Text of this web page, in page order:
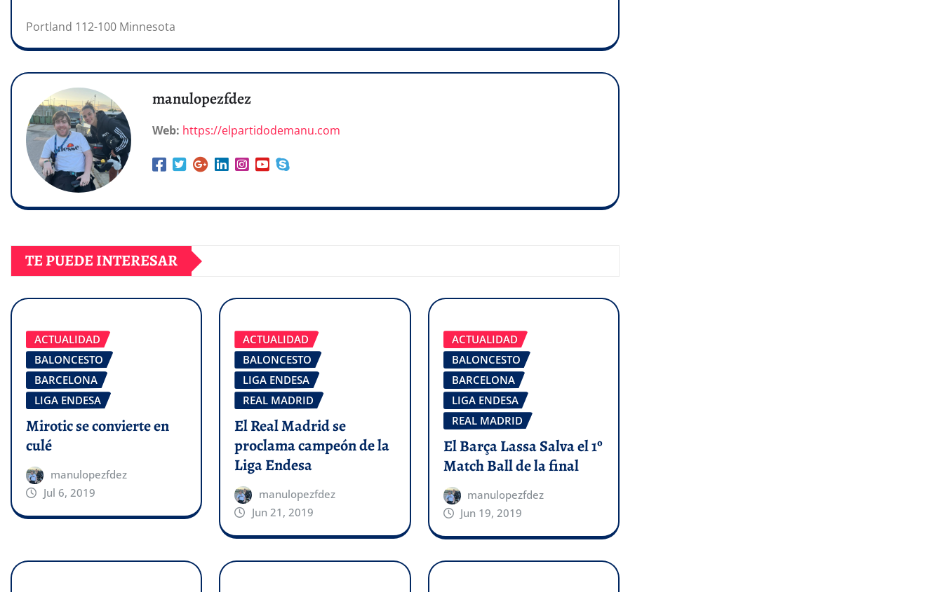
Portland 112-100 Minnesota
manulopezfdez
Web: https://elpartidodemanu.com
TE PUEDE INTERESAR
ACTUALIDAD
BALONCESTO
BARCELONA
LIGA ENDESA
Mirotic se convierte en
culé
manulopezfdez
Jul 6, 2019
ACTUALIDAD
BALONCESTO
LIGA ENDESA
REAL MADRID
El Real Madrid se
proclama campeón de la
Liga Endesa
manulopezfdez
Jun 21, 2019
ACTUALIDAD
BALONCESTO
BARCELONA
LIGA ENDESA
REAL MADRID
El Barça Lassa Salva el 1º
Match Ball de la final
manulopezfdez
Jun 19, 2019